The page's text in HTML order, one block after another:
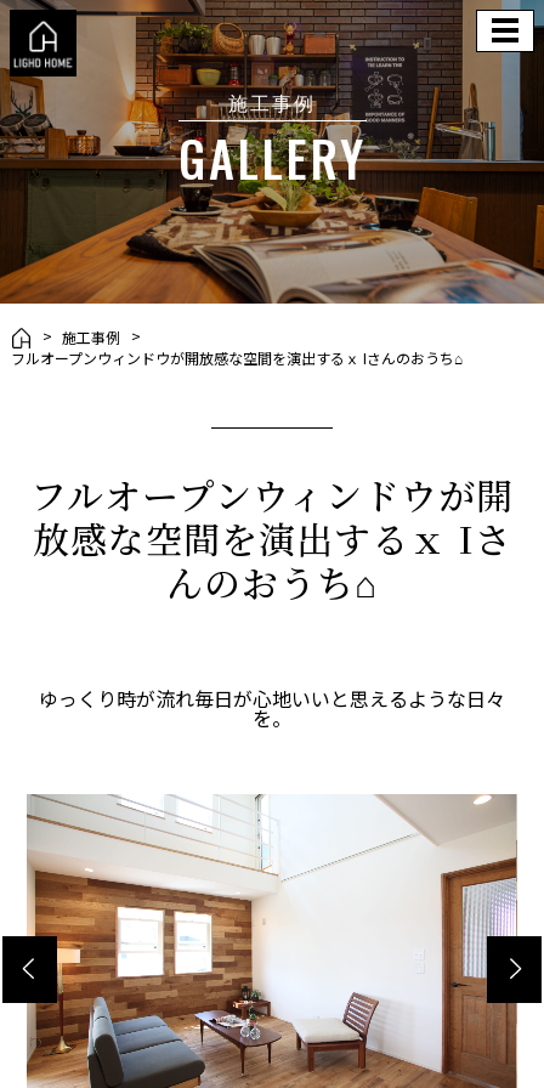
施工事例
GALLERY
施工事例
フルオープンウィンドウが開放感な空間を演出するｘ Iさんのおうち⌂
フルオープンウィンドウが開
放感な空間を演出するｘ Iさ
んのおうち⌂
ゆっくり時が流れ毎日が心地いいと思えるような日々
を。